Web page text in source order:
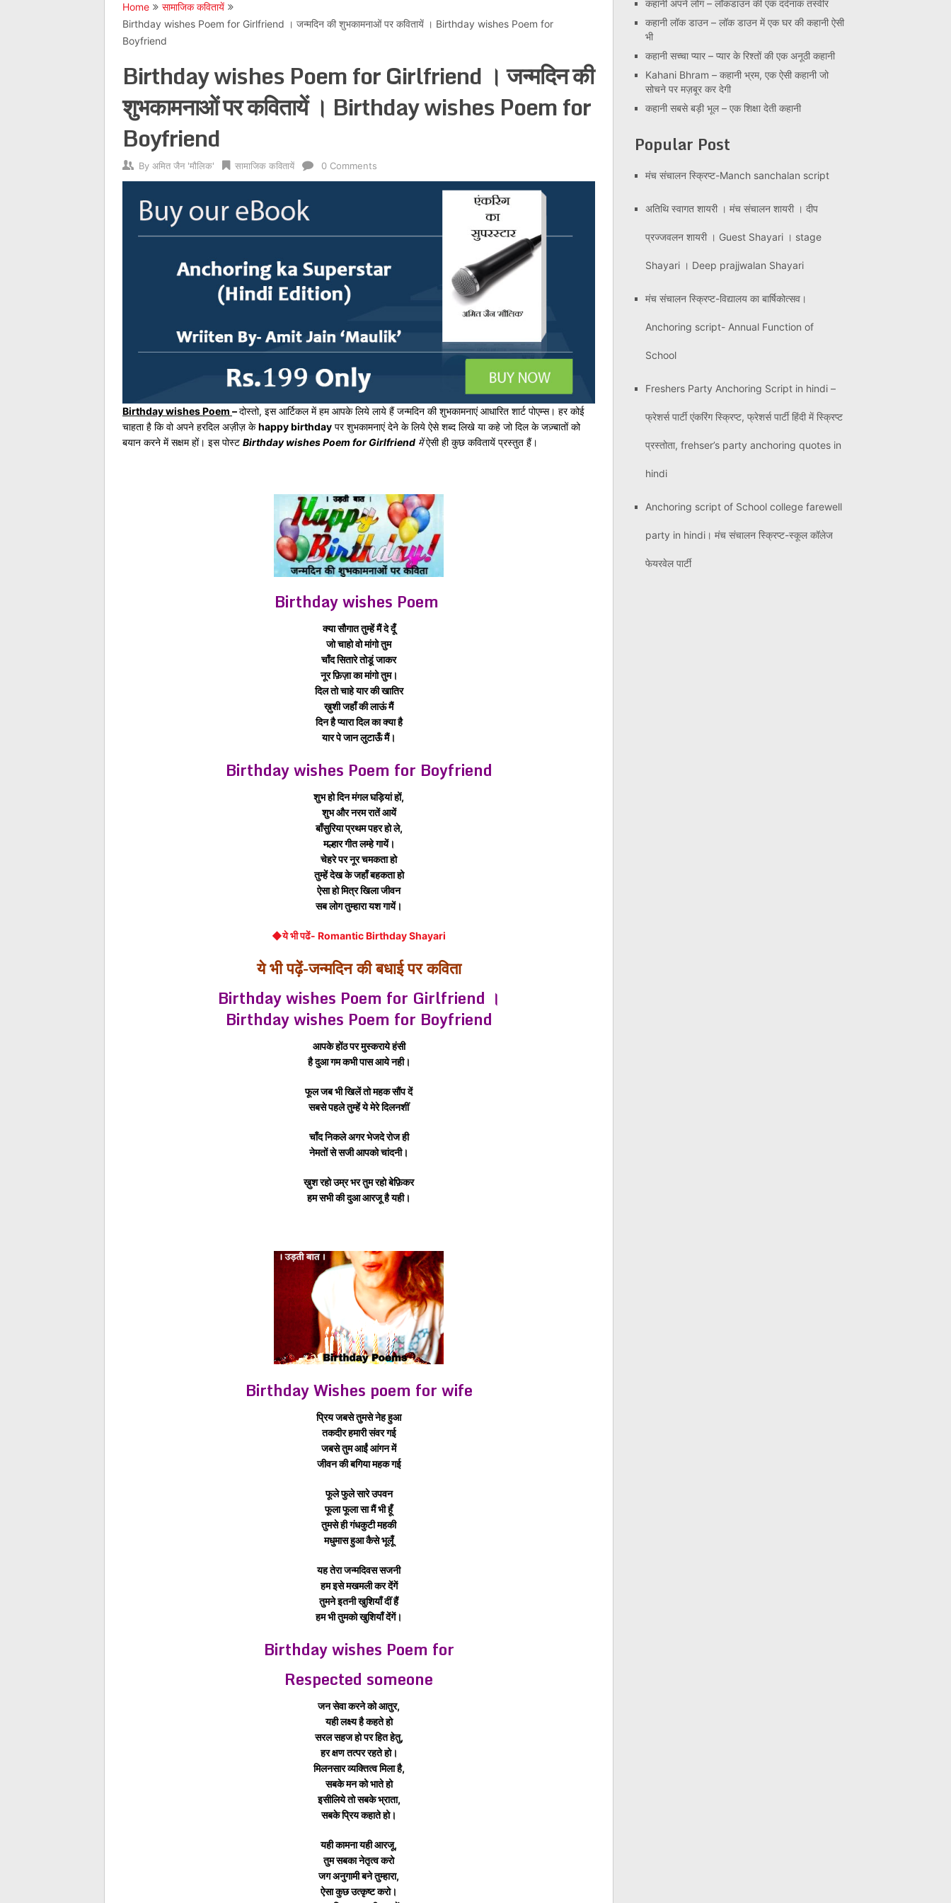
Home
सामाजिक कवितायें
Birthday wishes Poem for Girlfriend । जन्मदिन की शुभकामनाओं पर कवितायें । Birthday wishes Poem for
Boyfriend
Birthday wishes Poem for Girlfriend । जन्मदिन की
शुभकामनाओं पर कवितायें । Birthday wishes Poem for
Boyfriend
By अमित जैन 'मौलिक' सामाजिक कवितायें 0 Comments
Birthday wishes Poem –दोस्तो, इस आर्टिकल में हम आपके लिये लाये हैं जन्मदिन की शुभकामनाएं आधारित शार्ट पोएम्स। हर कोई
चाहता है कि वो अपने हरदिल अज़ीज़ केhappy birthday पर शुभकामनाएं देने के लिये ऐसे शब्द लिखे या कहे जो दिल के जज़्बातों को
बयान करने में सक्षम हों। इस पोस्ट Birthday wishes Poem for Girlfriend मेंऐसी ही कुछ कवितायें प्रस्तुत हैं।
Birthday wishes Poem
क्या सौगात तुम्हें मैं दे दूँ
जो चाहो वो मांगो तुम
चाँद सितारे तोडूं जाकर
नूर फ़िज़ा का मांगो तुम।
दिल तो चाहे यार की खातिर
ख़ुशी जहाँ की लाऊं मैं
दिन है प्यारा दिल का क्या है
यार पे जान लुटाऊँ मैं।
Birthday wishes Poem for Boyfriend
शुभ हो दिन मंगल घड़ियां हों,
शुभ और नरम रातें आयें
बाँसुरिया प्रथम पहर हो ले,
मल्हार गीत लम्हे गायें।
चेहरे पर नूर चमकता हो
तुम्हें देख के जहाँ बहकता हो
ऐसा हो मित्र खिला जीवन
सब लोग तुम्हारा यश गायें।
◆ये भी पढें- Romantic Birthday Shayari
ये भी पढ़ें-जन्मदिन की बधाई पर कविता
Birthday wishes Poem for Girlfriend ।
Birthday wishes Poem for Boyfriend
आपके होंठ पर मुस्कराये हंसी
है दुआ गम कभी पास आये नही।
फूल जब भी खिलें तो महक सौंप दें
सबसे पहले तुम्हें ये मेरे दिलनशीं
चाँद निकले अगर भेजदे रोज ही
नेमतों से सजी आपको चांदनी।
ख़ुश रहो उम्र भर तुम रहो बेफ़िकर
हम सभी की दुआ आरजू है यही।
Birthday Wishes poem for wife
प्रिय जबसे तुमसे नेह हुआ
तकदीर हमारी संवर गई
जबसे तुम आईं आंगन में
जीवन की बगिया महक गई
फूले फुले सारे उपवन
फूला फूला सा मैं भी हूँ
तुमसे ही गंधकुटी महकी
मधुमास हुआ कैसे भूलूँ
यह तेरा जन्मदिवस सजनी
हम इसे मखमली कर देंगें
तुमने इतनी खुशियाँ दीं हैं
हम भी तुमको खुशियाँ देंगें।
Birthday wishes Poem for
Respected someone
जन सेवा करने को आतुर,
यही लक्ष्य है कहते हो
सरल सहज हो पर हित हेतु,
हर क्षण तत्पर रहते हो।
मिलनसार व्यक्तित्व मिला है,
सबके मन को भाते हो
इसीलिये तो सबके भ्राता,
सबके प्रिय कहाते हो।
यही कामना यही आरजू,
तुम सबका नेतृत्व करो
जग अनुगामी बने तुम्हारा,
ऐसा कुछ उत्कृष्ट करो।
कहानी अपने लोग – लॉकडाउन की एक दर्दनाक तस्वीर
कहानी लॉक डाउन – लॉक डाउन में एक घर की कहानी ऐसी
भी
कहानी सच्चा प्यार – प्यार के रिश्तों की एक अनूठी कहानी
Kahani Bhram – कहानी भ्रम, एक ऐसी कहानी जो
सोचने पर मज़बूर कर देगी
कहानी सबसे बड़ी भूल – एक शिक्षा देती कहानी
Popular Post
मंच संचालन स्क्रिप्ट-Manch sanchalan script
अतिथि स्वागत शायरी । मंच संचालन शायरी । दीप
प्रज्जवलन शायरी । Guest Shayari । stage
Shayari । Deep prajjwalan Shayari
मंच संचालन स्क्रिप्ट-विद्यालय का बार्षिकोत्सव।
Anchoring script- Annual Function of
School
Freshers Party Anchoring Script in hindi –
फ्रेशर्स पार्टी एंकरिंग स्क्रिप्ट, फ्रेशर्स पार्टी हिंदी में स्क्रिप्ट
प्रस्तोता, frehser’s party anchoring quotes in
hindi
Anchoring script of School college farewell
party in hindi। मंच संचालन स्क्रिप्ट-स्कूल कॉलेज
फेयरवेल पार्टी